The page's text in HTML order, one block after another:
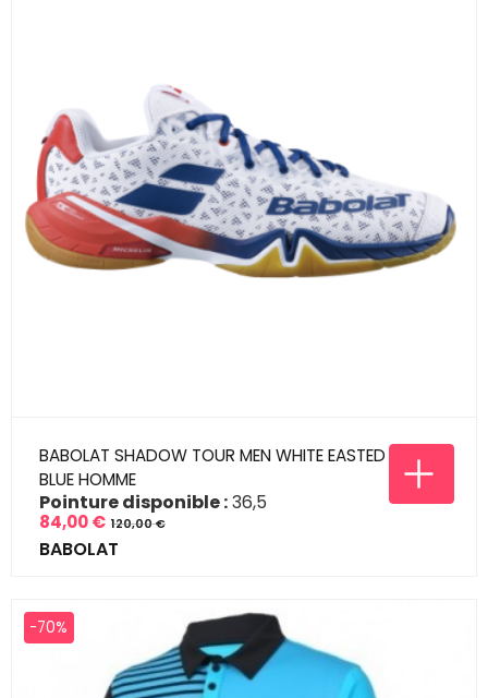
BABOLAT SHADOW TOUR MEN WHITE EASTED
BLUE HOMME
Prix
84,00 €
Prix
de
120,00 €
Pointure disponible :36,5
BABOLAT
-70%